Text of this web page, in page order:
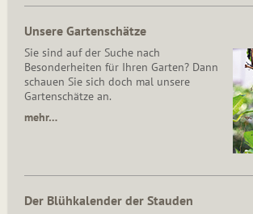
Unsere Gartenschätze
Sie sind auf der Suche nach
Besonderheiten für Ihren Garten? Dann
schauen Sie sich doch mal unsere
Gartenschätze an.
mehr…
Der Blühkalender der Stauden